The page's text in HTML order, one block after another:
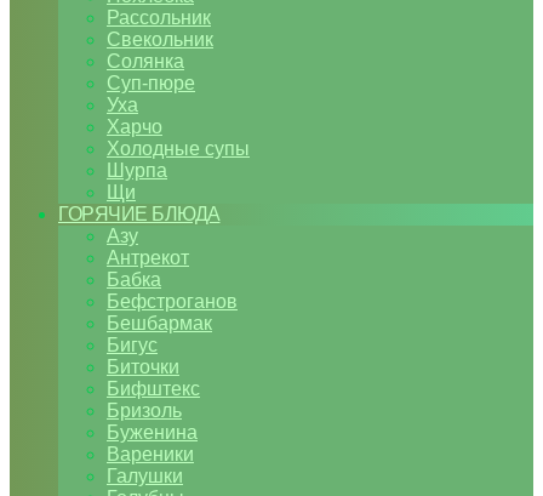
Рассольник
Свекольник
Солянка
Суп-пюре
Уха
Харчо
Холодные супы
Шурпа
Щи
ГОРЯЧИЕ БЛЮДА
Азу
Антрекот
Бабка
Бефстроганов
Бешбармак
Бигус
Биточки
Бифштекс
Бризоль
Буженина
Вареники
Галушки